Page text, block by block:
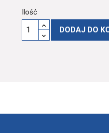
Ilość
DODAJ DO